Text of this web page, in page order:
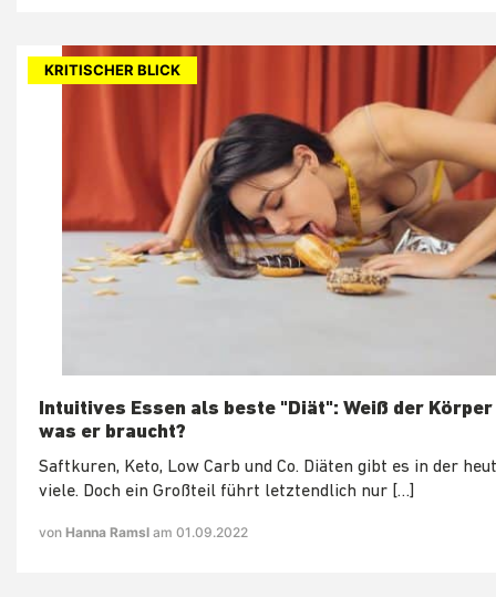
KRITISCHER BLICK
Intuitives Essen als beste "Diät": Weiß der
was er braucht?
Saftkuren, Keto, Low Carb und Co. Diäten gibt es in der
viele. Doch ein Großteil führt letztendlich nur […]
von Hanna Ramsl am 01.09.2022